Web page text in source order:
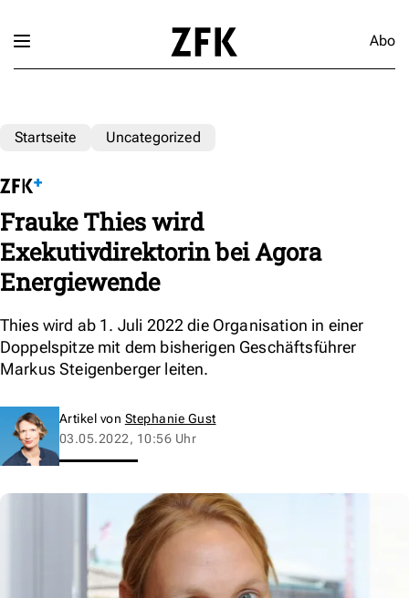
Abo
Startseite Uncategorized
Frauke Thies wird
Exekutivdirektorin bei Agora
Energiewende
Thies wird ab 1. Juli 2022 die Organisation in einer
Doppelspitze mit dem bisherigen Geschäftsführer
Markus Steigenberger leiten.
Artikel von Stephanie Gust
03.05.2022, 10:56 Uhr